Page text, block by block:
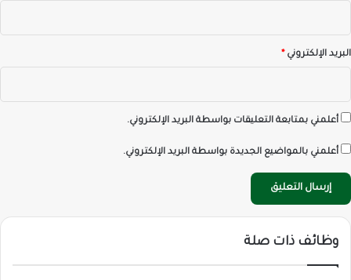
البريد الإلكتروني*
أعلمني بمتابعة التعليقات بواسطة البريد الإلكتروني.
أعلمني بالمواضيع الجديدة بواسطة البريد الإلكتروني.
وظائف ذات صلة